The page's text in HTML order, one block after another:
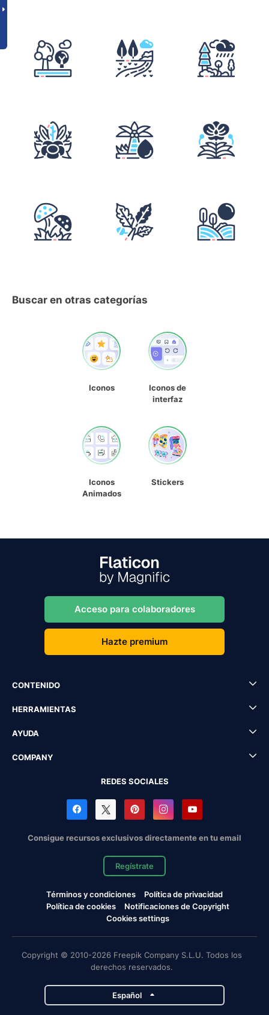
Buscar en otras categorías
Iconos
Iconos de
interfaz
Iconos
Animados
Stickers
Acceso para colaboradores
Hazte premium
CONTENIDO
HERRAMIENTAS
AYUDA
COMPANY
REDES SOCIALES
Consigue recursos exclusivos directamente en tu email
Regístrate
Términos y condiciones
Política de privacidad
Política de cookies
Notificaciones de Copyright
Cookies settings
Copyright © 2010-2026 Freepik Company S.L.U. Todos los
derechos reservados.
Español